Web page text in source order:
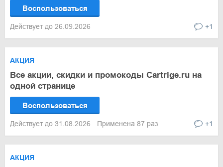
Воспользоваться
Действует до 26.09.2026 +1
АКЦИЯ
Все акции, скидки и промокоды Cartrige.ru на
одной странице
Воспользоваться
Действует до 31.08.2026 Применена 87 раз +1
АКЦИЯ